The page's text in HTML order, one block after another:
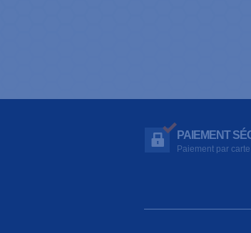
PAIEMENT
Paiement par